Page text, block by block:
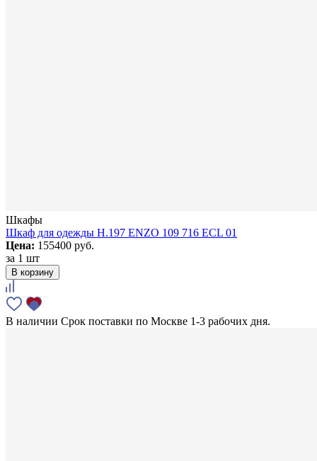
Шкафы
Шкаф для одежды H.197 ENZO 109 716 ECL 01
Цена: 155400 руб.
за 1 шт
В корзину
В наличии Срок поставки по Москве 1-3 рабочих дня.